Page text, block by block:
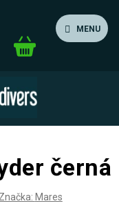
MENU
Nákupní
černá
Značka: Mares